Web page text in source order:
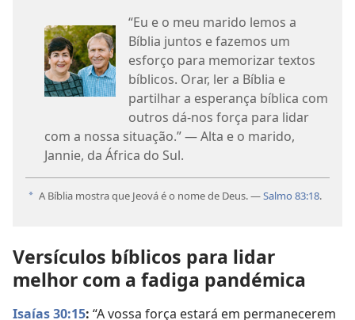
“Eu e o meu marido lemos a
Bíblia juntos e fazemos um
esforço para memorizar textos
bíblicos. Orar, ler a Bíblia e
partilhar a esperança bíblica com
outros dá-nos força para lidar
com a nossa situação.” — Alta e o marido,
Jannie, da África do Sul.
a A Bíblia mostra que Jeová é o nome de Deus. —Salmo 83:18.
Versículos bíblicos para lidar
melhor com a fadiga pandémica
Isaías 30:15: “A vossa força estará em permanecerem